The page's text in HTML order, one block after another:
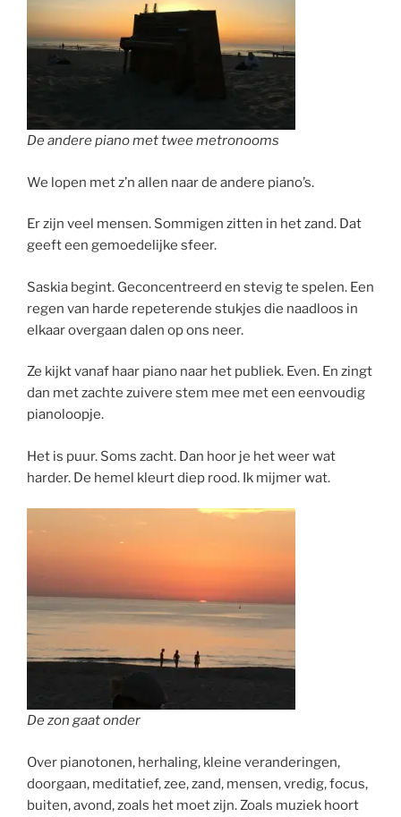
De andere piano met twee metronooms
We lopen met z’n allen naar de andere piano’s.
Er zijn veel mensen. Sommigen zitten in het zand. Dat
geeft een gemoedelijke sfeer.
Saskia begint. Geconcentreerd en stevig te spelen. Een
regen van harde repeterende stukjes die naadloos in
elkaar overgaan dalen op ons neer.
Ze kijkt vanaf haar piano naar het publiek. Even. En zingt
dan met zachte zuivere stem mee met een eenvoudig
pianoloopje.
Het is puur. Soms zacht. Dan hoor je het weer wat
harder. De hemel kleurt diep rood. Ik mijmer wat.
De zon gaat onder
Over pianotonen, herhaling, kleine veranderingen,
doorgaan, meditatief, zee, zand, mensen, vredig, focus,
buiten, avond, zoals het moet zijn. Zoals muziek hoort